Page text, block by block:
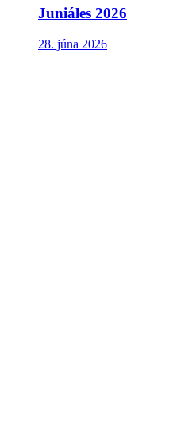
Juniáles 2026
28. júna 2026